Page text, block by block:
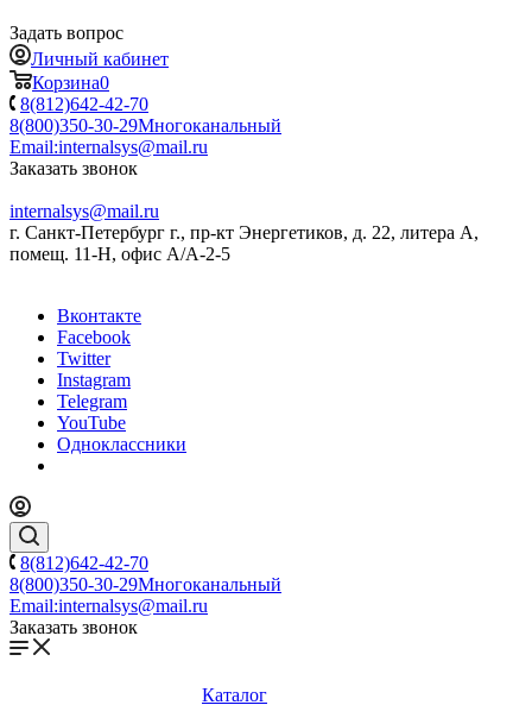
Задать вопрос
Личный кабинет
Корзина0
8(812)642-42-70
8(800)350-30-29Многоканальный
Email:internalsys@mail.ru
Заказать звонок
internalsys@mail.ru
г. Санкт-Петербург г., пр-кт Энергетиков, д. 22, литера А,
помещ. 11-Н, офис А/А-2-5
Вконтакте
Facebook
Twitter
Instagram
Telegram
YouTube
Одноклассники
8(812)642-42-70
8(800)350-30-29Многоканальный
Email:internalsys@mail.ru
Заказать звонок
Каталог